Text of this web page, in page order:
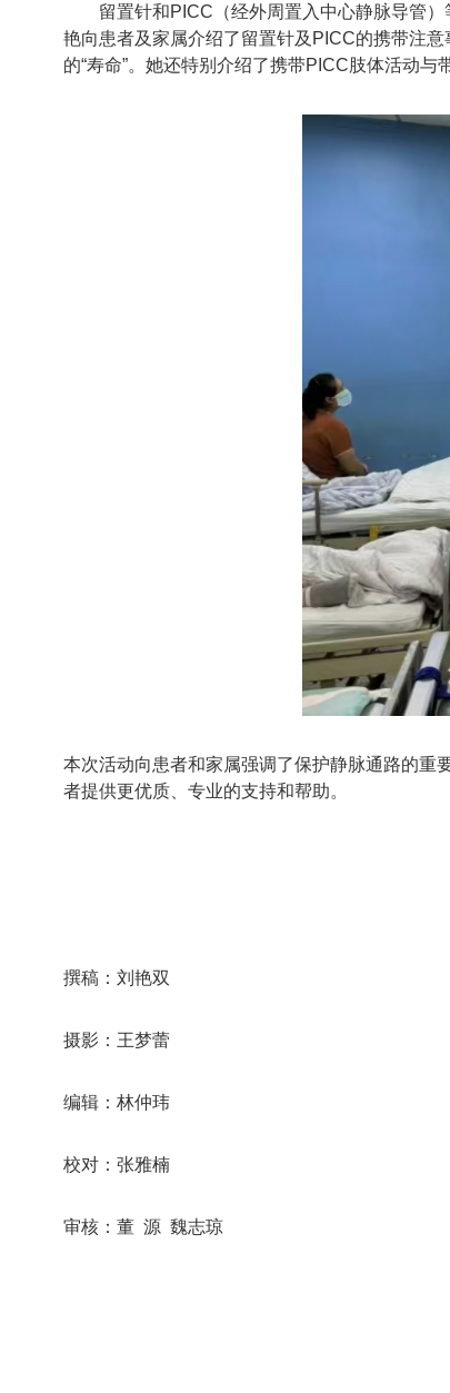
留置针和PICC（经外周置入中心静脉导管
艳向患者及家属介绍了留置针及PICC的携带注
的“寿命”。她还特别介绍了携带PICC肢体活动
本次活动向患者和家属强调了保护静脉通路的重
者提供更优质、专业的支持和帮助。
撰稿：刘艳双
摄影：王梦蕾
编辑：林仲玮
校对：张雅楠
审核：董 源 魏志琼